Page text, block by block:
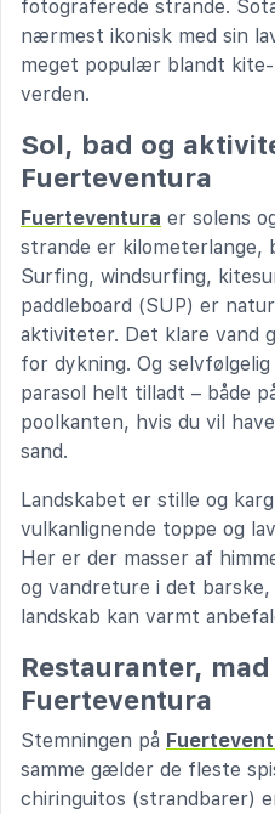
fotograferede strande.
nærmest ikonisk med sin
meget populær blandt
verden.
Sol, bad og
Fuerteventura
Fuerteventura er solens
strande er kilometerlange,
Surfing, windsurfing,
paddleboard (SUP) er
aktiviteter. Det klare vand
for dykning. Og
parasol helt tilladt – både
poolkanten, hvis du vil
sand.
Landskabet er stille og
vulkanlignende toppe og
Her er der masser af
og vandreture i det
landskab kan varmt
Restauranter,
Fuerteventura
Stemningen på
samme gælder de fleste
chiringuitos (strandbarer)